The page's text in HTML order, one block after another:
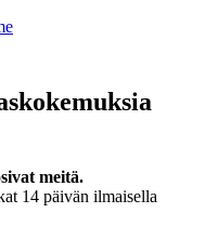
meitä.
14 päivän ilmaisella